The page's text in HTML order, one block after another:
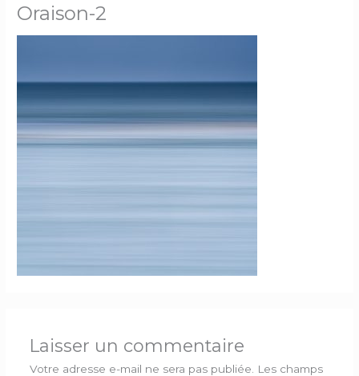
Oraison-2
Laisser un commentaire
Votre adresse e-mail ne sera pas publiée.
Les champs